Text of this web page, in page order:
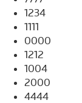
1234
1111
0000
1212
1004
2000
4444